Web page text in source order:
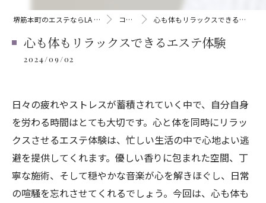
堺筋本町のエステならLA LIBERTE コラム 心も体もリラックスできるエステ体験
心も体もリラックスできるエステ体験
2024/09/02
日々の疲れやストレスが蓄積されていく中で、自分自身
を労わる時間はとても大切です。心と体を同時にリラッ
クスさせるエステ体験は、忙しい生活の中で心地よい逃
避を提供してくれます。優しい香りに包まれた空間、丁
寧な施術、そして穏やかな音楽が心を解きほぐし、日常
の喧騒を忘れさせてくれるでしょう。今回は、心も体も